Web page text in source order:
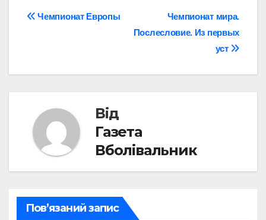
Навігація
Чемпионат мира.
Послесловие. Из первых
уст
Чемпионат Европы
Від
Газета
Вболівальник
Пов’язаний запис